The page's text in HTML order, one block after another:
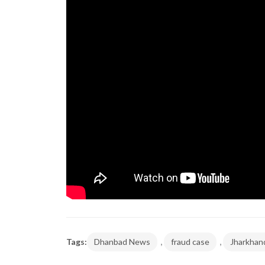
Tags: Dhanbad News , fraud case ,